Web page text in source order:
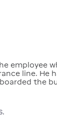
employee
line. He
the